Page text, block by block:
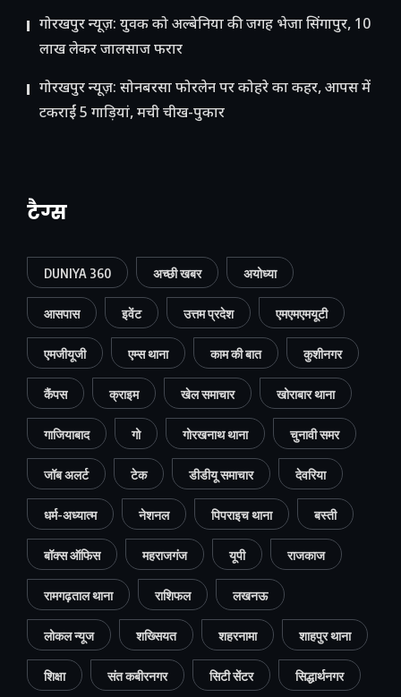
गोरखपुर न्यूज़: युवक को अल्बेनिया की जगह भेजा सिंगापुर, 10
लाख लेकर जालसाज फरार
गोरखपुर न्यूज़: सोनबरसा फोरलेन पर कोहरे का कहर, आपस में
टकराईं 5 गाड़ियां, मची चीख-पुकार
टैग्स
DUNIYA 360 अच्छी खबर अयोध्या
आसपास इवेंट उत्तम प्रदेश एमएमएमयूटी
एमजीयूजी एम्स थाना काम की बात कुशीनगर
कैंपस क्राइम खेल समाचार खोराबार थाना
गाजियाबाद गो गोरखनाथ थाना चुनावी समर
जॉब अलर्ट टेक डीडीयू समाचार देवरिया
धर्म-अध्यात्म नेशनल पिपराइच थाना बस्ती
बॉक्स ऑफिस महराजगंज यूपी राजकाज
रामगढ़ताल थाना राशिफल लखनऊ
लोकल न्यूज शख्सियत शहरनामा शाहपुर थाना
शिक्षा संत कबीरनगर सिटी सेंटर सिद्धार्थनगर